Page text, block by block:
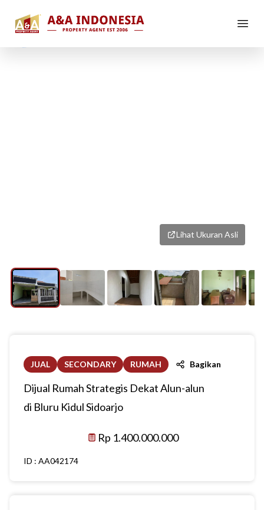
Lihat Ukuran Asli
JUAL SECONDARY RUMAH Bagikan
Dijual Rumah Strategis Dekat Alun-alun
di Bluru Kidul Sidoarjo
Rp 1.400.000.000
ID : AA042174